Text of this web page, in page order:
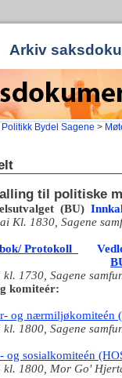
Arkiv
Politikk Bydel Sagene >
til politiske
(BU)
Kl. 1830, Sagene
Protokoll
kl. 1730, Sagene
komiteér:
og nærmiljøkomiteén
kl. 1800, Sagene
og sosialkomiteén
kl. 1800, Mor Go'